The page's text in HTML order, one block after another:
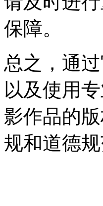
保障。
总之，通
以及使用
影作品的
规和道德